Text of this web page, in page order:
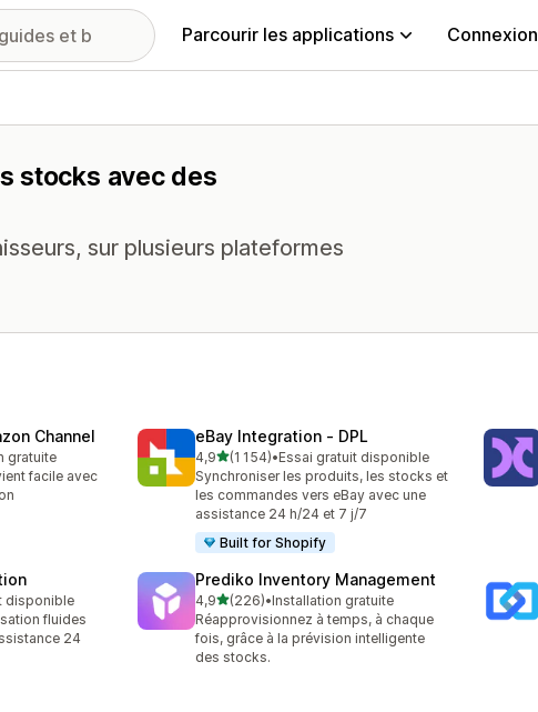
Parcourir les applications Connexion
stocks avec des
sur plusieurs plateformes
Channel
gratuite
facile avec
eBay Integration ‑ DPL
4,9étoile(s) sur 5
(1 154)
1154 avis au total
•Essai gratuit disponible
Synchroniser les produits, les stocks et
les commandes vers eBay avec une
assistance 24 h/24 et 7 j/7
Built for Shopify
disponible
fluides
24
Prediko Inventory Management
4,9étoile(s) sur 5
(226)
226 avis au total
•Installation gratuite
Réapprovisionnez à temps, à chaque
fois, grâce à la prévision intelligente
des stocks.